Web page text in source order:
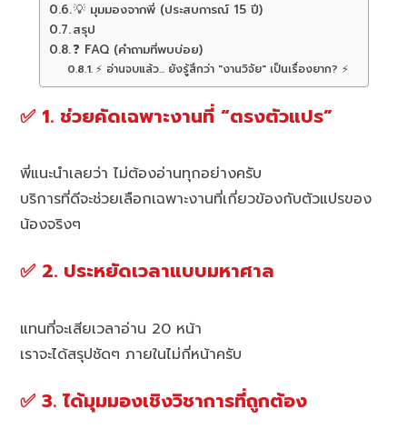
💡 มุมมองจากพี่ (ประสบการณ์ 15 ปี)
สรุป
❓ FAQ (คำถามที่พบบ่อย)
⚡ อ่านจบแล้ว... ยังรู้สึกว่า "งานวิจัย" เป็นเรื่องยาก? ⚡
✅ 1. ช่วยคัดเฉพาะงานที่ “ตรงตัวแปร”
พี่แนะนำเลยว่า ไม่ต้องอ่านทุกอย่างครับ
บริการที่ดีจะช่วยเลือกเฉพาะงานที่เกี่ยวข้องกับตัวแปรของ
น้องจริงๆ
✅ 2. ประหยัดเวลาแบบมหาศาล
แทนที่จะเสียเวลาอ่าน 20 หน้า
เราจะได้สรุปชัดๆ ภายในไม่กี่หน้าครับ
✅ 3. ได้มุมมองเชิงวิชาการที่ถูกต้อง